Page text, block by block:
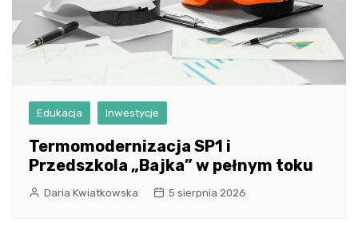
Edukacja Inwestycje
Termomodernizacja SP1 i
Przedszkola „Bajka” w pełnym toku
Daria Kwiatkowska 5 sierpnia 2026